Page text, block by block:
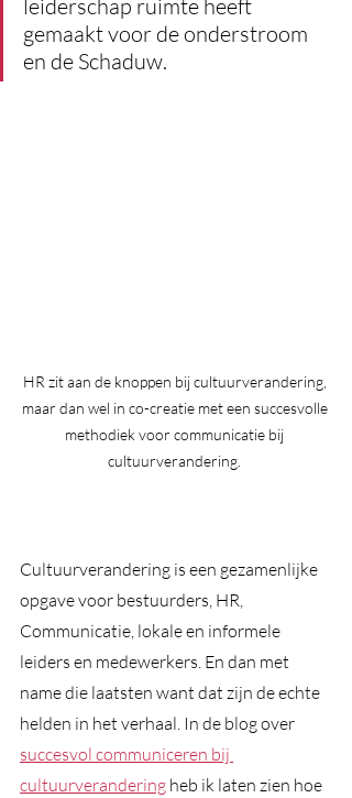
leiderschap ruimte heeft
gemaakt voor de onderstroom
en de Schaduw.
HR zit aan de knoppen bij cultuurverandering,
maar dan wel in co-creatie met een succesvolle
methodiek voor communicatie bij
cultuurverandering.
Cultuurverandering is een gezamenlijke
opgave voor bestuurders, HR,
Communicatie, lokale en informele
leiders en medewerkers. En dan met
name die laatsten want dat zijn de echte
helden in het verhaal. In de blog over
succesvol communiceren bij
cultuurverandering heb ik laten zien hoe